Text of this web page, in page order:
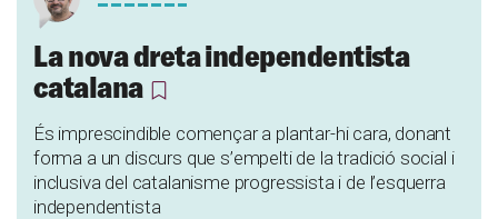
La nova dreta independentista
catalana
És imprescindible començar a plantar-hi cara, donant
forma a un discurs que s’empelti de la tradició social i
inclusiva del catalanisme progressista i de l’esquerra
independentista